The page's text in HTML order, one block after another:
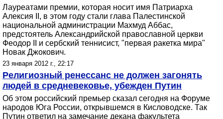
Лауреатами премии, которая носит имя Патриарха
Алексия II, в этом году стали глава Палестинской
национальной администрации Махмуд Аббас,
предстоятель Александрийской православной церкви
Феодор II и сербский теннисист, "первая ракетка мира"
Новак Джокович.
23 января 2012 г., 22:17
Религиозный ренессанс не должен загонять
людей в средневековье, убежден Путин
Об этом российский премьер сказал сегодня на Форуме
народов Юга России, открывшемся в Кисловодске. Так
Путин ответил на замечание декана факультета